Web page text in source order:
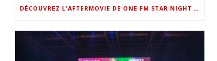
DÉCOUVREZ L’AFTERMOVIE DE ONE FM STAR NIGHT 2022 !